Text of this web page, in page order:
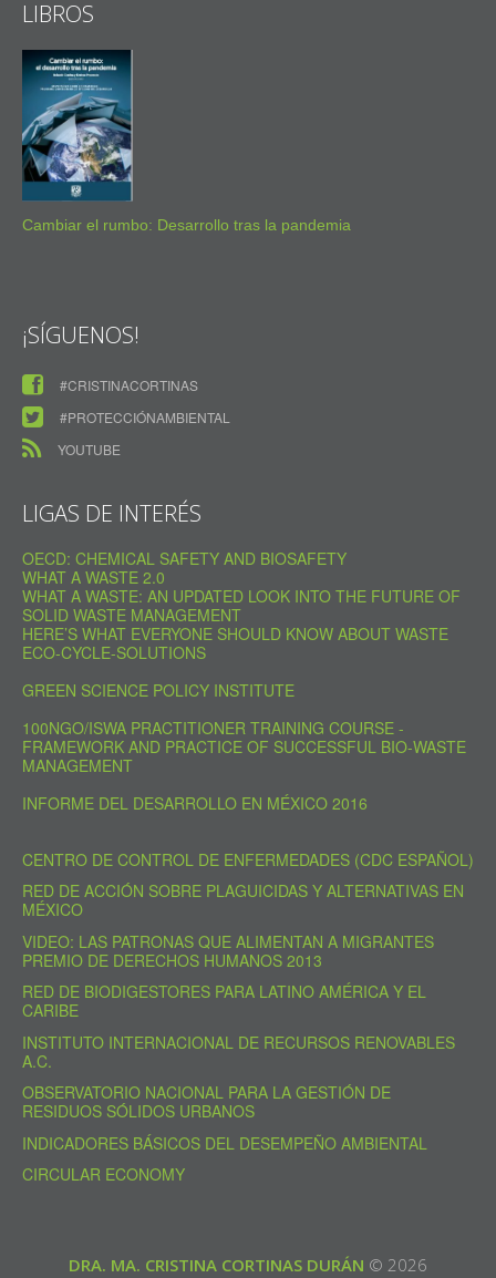
LIBROS
Cambiar el rumbo: Desarrollo tras la pandemia
¡SÍGUENOS!
#CRISTINACORTINAS
#PROTECCIÓNAMBIENTAL
YOUTUBE
LIGAS DE INTERÉS
OECD: CHEMICAL SAFETY AND BIOSAFETY
WHAT A WASTE 2.0
WHAT A WASTE: AN UPDATED LOOK INTO THE FUTURE OF
SOLID WASTE MANAGEMENT
HERE’S WHAT EVERYONE SHOULD KNOW ABOUT WASTE
ECO-CYCLE-SOLUTIONS
GREEN SCIENCE POLICY INSTITUTE
100NGO/ISWA PRACTITIONER TRAINING COURSE -
FRAMEWORK AND PRACTICE OF SUCCESSFUL BIO-WASTE
MANAGEMENT
INFORME DEL DESARROLLO EN MÉXICO 2016
CENTRO DE CONTROL DE ENFERMEDADES (CDC ESPAÑOL)
RED DE ACCIÓN SOBRE PLAGUICIDAS Y ALTERNATIVAS EN
MÉXICO
VIDEO: LAS PATRONAS QUE ALIMENTAN A MIGRANTES
PREMIO DE DERECHOS HUMANOS 2013
RED DE BIODIGESTORES PARA LATINO AMÉRICA Y EL
CARIBE
INSTITUTO INTERNACIONAL DE RECURSOS RENOVABLES
A.C.
OBSERVATORIO NACIONAL PARA LA GESTIÓN DE
RESIDUOS SÓLIDOS URBANOS
INDICADORES BÁSICOS DEL DESEMPEÑO AMBIENTAL
CIRCULAR ECONOMY
DRA. MA. CRISTINA CORTINAS DURÁN © 2026